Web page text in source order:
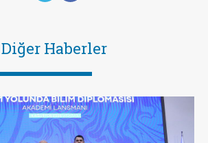
Diğer Haberler